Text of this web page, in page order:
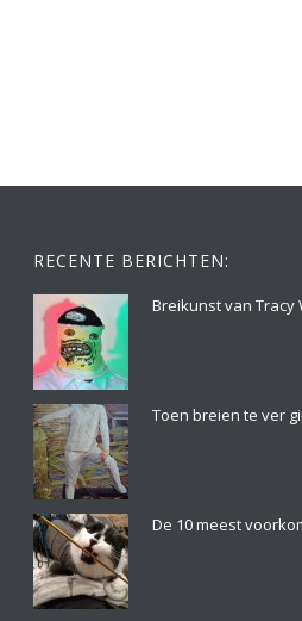
RECENTE BERICHTEN:
Breikunst van Tracy
Toen breien te ver
De 10 meest